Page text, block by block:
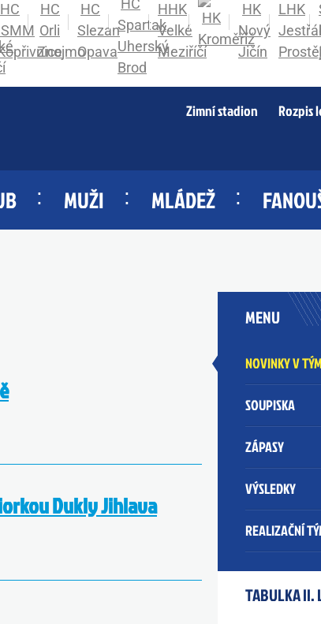
Zimní stadion Rozpis
MUŽI MLÁDEŽ
Dukly Jihlava
MENU
NOVINKY V
SOUPISKA
ZÁPASY
VÝSLEDKY
REALIZAČNÍ
TABULKA II.